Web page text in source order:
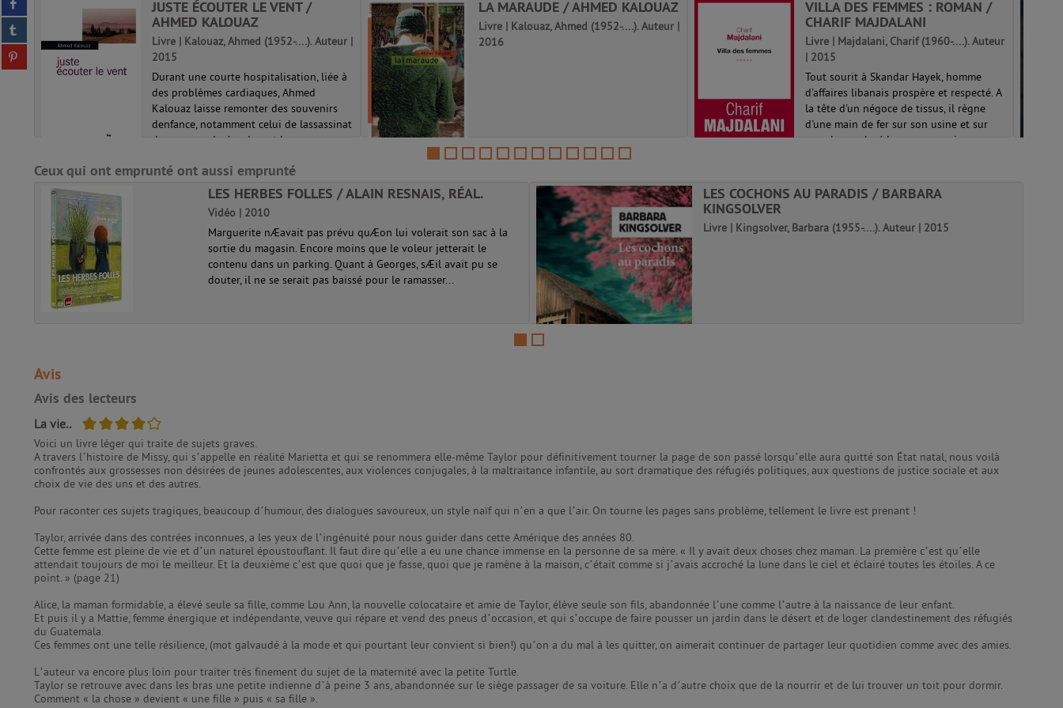
(Nouvelle
fenêtre)
sur
facebook
(Nouvelle
fenêtre)
Partager
sur
tumblr
(Nouvelle
Partager
sur
JUSTE ÉCOUTER LE VENT /
AHMED KALOUAZ
Livre | Kalouaz, Ahmed (1952-....). Auteur |
2015
Durant une courte hospitalisation, liée à
des problèmes cardiaques, Ahmed
Kalouaz laisse remonter des souvenirs
denfance, notamment celui de lassassinat
de son grand-père durant la guerre
pas...
LA MARAUDE / AHMED KALOUAZ
Livre | Kalouaz, Ahmed (1952-....). Auteur |
2016
VILLA DES FEMMES : ROMAN /
CHARIF MAJDALANI
Livre | Majdalani, Charif (1960-....). Auteur
| 2015
Tout sourit à Skandar Hayek, homme
d'affaires libanais prospère et respecté. A
la tête d'un négoce de tissus, il règne
d'une main de fer sur son usine et sur
son clan, malgré les nuages qui
/
Ceux qui ont emprunté ont aussi emprunté
LES HERBES FOLLES / ALAIN RESNAIS, RÉAL.
Vidéo | 2010
Marguerite nÆavait pas prévu quÆon lui volerait son sac à la
sortie du magasin. Encore moins que le voleur jetterait le
contenu dans un parking. Quant à Georges, sÆil avait pu se
douter, il ne se serait pas baissé pour le ramasser...
LES COCHONS AU PARADIS / BARBARA
KINGSOLVER
Livre | Kingsolver, Barbara (1955-....). Auteur | 2015
Avis
Avis des lecteurs
La vie.. 4/5
Voici un livre léger qui traite de sujets graves.
A travers l’histoire de Missy, qui s’appelle en réalité Marietta et qui se renommera elle-même Taylor pour définitivement tourner la page de son passé lorsqu’elle aura quitté son État natal, nous voilà
confrontés aux grossesses non désirées de jeunes adolescentes, aux violences conjugales, à la maltraitance infantile, au sort dramatique des réfugiés politiques, aux questions de justice sociale et aux
choix de vie des uns et des autres.
Pour raconter ces sujets tragiques, beaucoup d’humour, des dialogues savoureux, un style naïf qui n’en a que l’air. On tourne les pages sans problème, tellement le livre est prenant !
Taylor, arrivée dans des contrées inconnues, a les yeux de l’ingénuité pour nous guider dans cette Amérique des années 80.
Cette femme est pleine de vie et d’un naturel époustouflant. Il faut dire qu’elle a eu une chance immense en la personne de sa mère. « Il y avait deux choses chez maman. La première c’est qu’elle
attendait toujours de moi le meilleur. Et la deuxième c’est que quoi que je fasse, quoi que je ramène à la maison, c’était comme si j’avais accroché la lune dans le ciel et éclairé toutes les étoiles. A ce
point. » (page 21)
Alice, la maman formidable, a élevé seule sa fille, comme Lou Ann, la nouvelle colocataire et amie de Taylor, élève seule son fils, abandonnée l’une comme l’autre à la naissance de leur enfant.
Et puis il y a Mattie, femme énergique et indépendante, veuve qui répare et vend des pneus d’occasion, et qui s’occupe de faire pousser un jardin dans le désert et de loger clandestinement des réfugiés
du Guatemala.
Ces femmes ont une telle résilience, (mot galvaudé à la mode et qui pourtant leur convient si bien!) qu’on a du mal à les quitter, on aimerait continuer de partager leur quotidien comme avec des amies.
L’auteur va encore plus loin pour traiter très finement du sujet de la maternité avec la petite Turtle.
Taylor se retrouve avec dans les bras une petite indienne d’à peine 3 ans, abandonnée sur le siège passager de sa voiture. Elle n’a d’autre choix que de la nourrir et de lui trouver un toit pour dormir.
Comment « la chose » devient « une fille » puis « sa fille ».